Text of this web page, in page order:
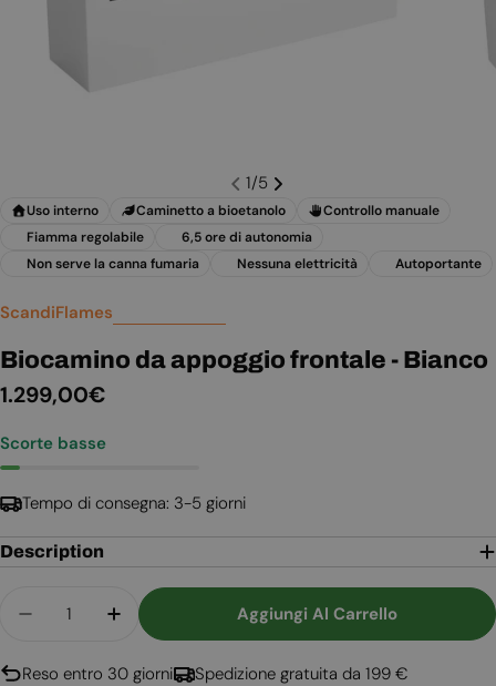
1/5
Uso interno Caminetto a bioetanolo
Controllo manuale
Fiamma regolabile
6,5 ore di autonomia
Non serve la canna fumaria
Nessuna elettricità Autoportante
ScandiFlames
Biocamino da appoggio frontale - Bianco
Prezzo
1.299,00€
Scorte basse
Tempo di consegna: 3-5 giorni
Description
Diminuisci La Quantità Per Biocamino Da
Aumenta La Quantità Per Biocamino
Aggiungi Al Carrello
Reso entro 30 giorni
Spedizione gratuita da 199 €